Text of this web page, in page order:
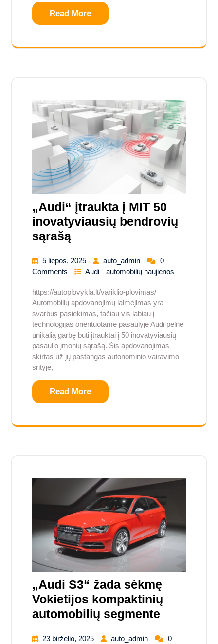
Read More
„Audi“ įtraukta į MIT 50
inovatyviausių bendrovių
sąrašą
5 liepos, 2025 auto_admin
0
Comments
Audi automobilių naujienos
https://autoplovykla.lt/variklio-plovimas/
Automobilių apdovanojimų laimėjimas yra
svarbus pasiekimas, tačiau vis labiau į
technologijas orientuotame pasaulyje Audi pelnė
unikalią garbę būti įtrauktai į 50 inovatyviausių
pasaulio įmonių sąrašą. Šis apdovanojimas
skirtas už jų pastangas autonominio vairavimo
srityje,
Read More
„Audi S3“ žada sėkmę
Vokietijos kompaktinių
automobilių segmente
23 birželio, 2025 auto_admin
0